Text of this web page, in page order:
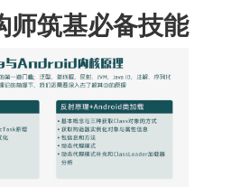
师筑基必备技能